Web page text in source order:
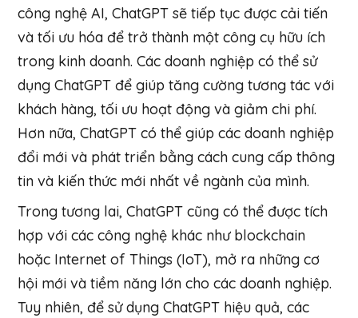
công nghệ AI, ChatGPT sẽ tiếp tục được cải tiến
và tối ưu hóa để trở thành một công cụ hữu ích
trong kinh doanh. Các doanh nghiệp có thể sử
dụng ChatGPT để giúp tăng cường tương tác với
khách hàng, tối ưu hoạt động và giảm chi phí.
Hơn nữa, ChatGPT có thể giúp các doanh nghiệp
đổi mới và phát triển bằng cách cung cấp thông
tin và kiến thức mới nhất về ngành của mình.
Trong tương lai, ChatGPT cũng có thể được tích
hợp với các công nghệ khác như blockchain
hoặc Internet of Things (IoT), mở ra những cơ
hội mới và tiềm năng lớn cho các doanh nghiệp.
Tuy nhiên, để sử dụng ChatGPT hiệu quả, các